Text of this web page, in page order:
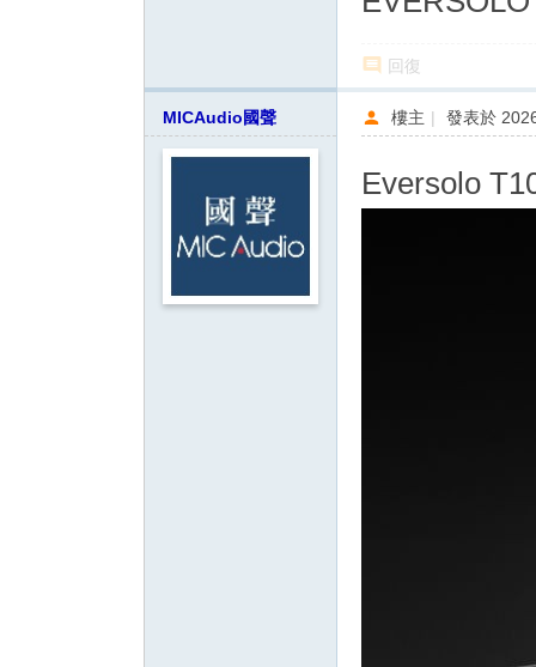
回復
MICAudio國聲 樓主 | 發表於
Eversolo